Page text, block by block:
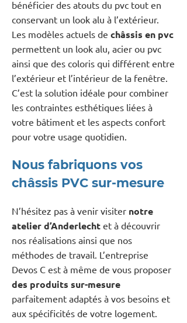
bénéficier des atouts du pvc tout en
conservant un look alu à l’extérieur.
Les modèles actuels de châssis en pvc
permettent un look alu, acier ou pvc
ainsi que des coloris qui différent entre
l’extérieur et l’intérieur de la fenêtre.
C’est la solution idéale pour combiner
les contraintes esthétiques liées à
votre bâtiment et les aspects confort
pour votre usage quotidien.
Nous fabriquons vos
châssis PVC sur-mesure
N’hésitez pas à venir visiter notre
atelier d’Anderlecht et à découvrir
nos réalisations ainsi que nos
méthodes de travail. L’entreprise
Devos C est à même de vous proposer
des produits sur-mesure
parfaitement adaptés à vos besoins et
aux spécificités de votre logement.